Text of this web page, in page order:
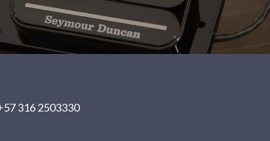
316 2503330